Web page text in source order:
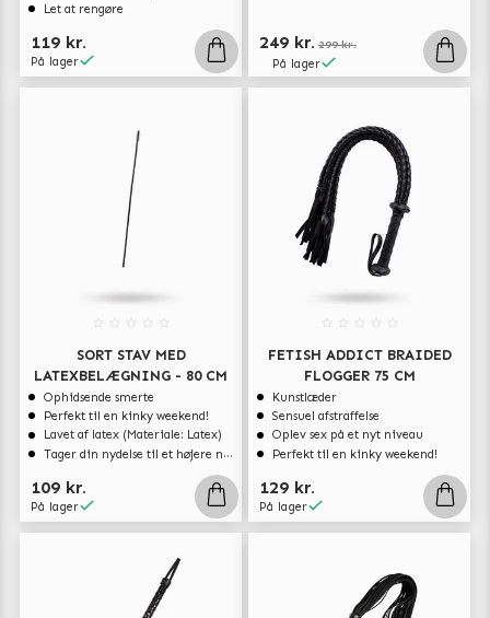
Let at rengøre
119 kr.
På lager
249 kr. 299 kr.
På lager
SORT STAV MED
LATEXBELÆGNING - 80 CM
Ophidsende smerte
Perfekt til en kinky weekend!
Lavet af latex (Materiale: Latex)
Tager din nydelse til et højere niveau
109 kr.
På lager
FETISH ADDICT BRAIDED
FLOGGER 75 CM
Kunstlæder
Sensuel afstraffelse
Oplev sex på et nyt niveau
Perfekt til en kinky weekend!
129 kr.
På lager